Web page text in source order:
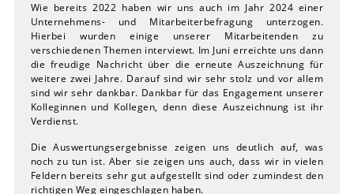
Wie bereits 2022 haben wir uns auch im Jahr 2024 einer
Unternehmens- und Mitarbeiterbefragung unterzogen.
Hierbei wurden einige unserer Mitarbeitenden zu
verschiedenen Themen interviewt. Im Juni erreichte uns dann
die freudige Nachricht über die erneute Auszeichnung für
weitere zwei Jahre. Darauf sind wir sehr stolz und vor allem
sind wir sehr dankbar. Dankbar für das Engagement unserer
Kolleginnen und Kollegen, denn diese Auszeichnung ist ihr
Verdienst.
Die Auswertungsergebnisse zeigen uns deutlich auf, was
noch zu tun ist. Aber sie zeigen uns auch, dass wir in vielen
Feldern bereits sehr gut aufgestellt sind oder zumindest den
richtigen Weg eingeschlagen haben.